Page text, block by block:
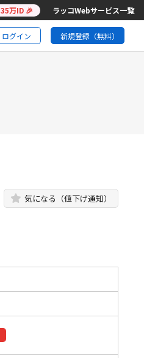
35万ID 🎉 ラッコWebサービス一覧
ログイン 新規登録（無料）
気になる（値下げ通知）